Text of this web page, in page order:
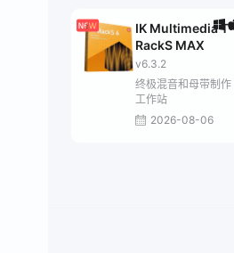
IK Multimedia T-
RackS MAX
v6.3.2
终极混音和母带制作
工作站
2026-08-06